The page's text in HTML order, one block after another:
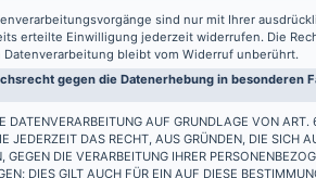
sind nur mit Ihrer
erteilte Einwilligung jederzeit widerrufen. Die
bleibt vom Widerruf unberührt.
gegen die Datenerhebung in besonderen
DATENVERARBEITUNG AUF GRUNDLAGE VON
JEDERZEIT DAS RECHT, AUS GRÜNDEN, DIE SICH
GEGEN DIE VERARBEITUNG IHRER
DIES GILT AUCH FÜR EIN AUF DIESE